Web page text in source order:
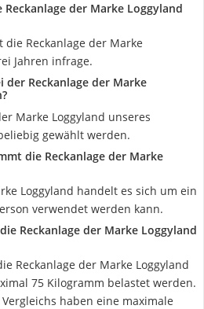
der Marke Loggyland
Reckanlage der Marke
Jahren infrage.
der Reckanlage der Marke
Marke Loggyland unseres
gewählt werden.
die Reckanlage der Marke
Loggyland handelt es sich um ein
verwendet werden kann.
Reckanlage der Marke Loggyland
Reckanlage der Marke Loggyland
75 Kilogramm belastet werden.
haben eine maximale